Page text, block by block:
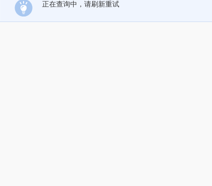
正在查询中，请刷新重试